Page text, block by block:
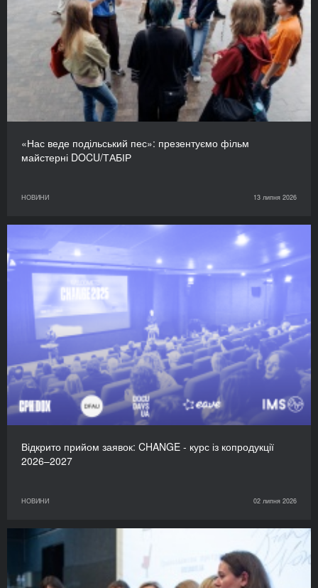
«Нас веде подільський пес»: презентуємо фільм
майстерні DOCU/ТАБІР
НОВИНИ 13 липня 2026
Відкрито прийом заявок: CHANGE - курс із копродукції
2026–2027
НОВИНИ 02 липня 2026